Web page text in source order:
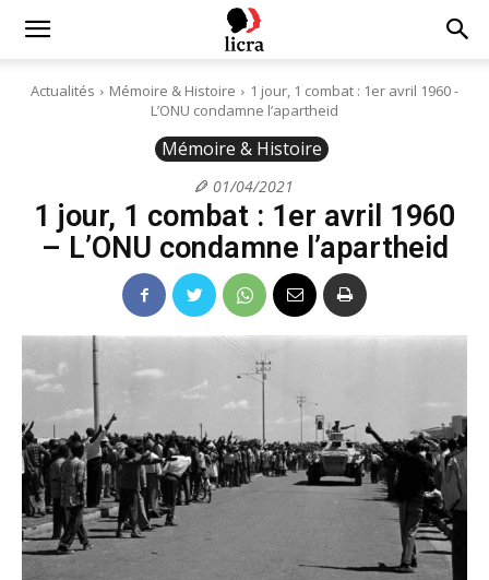
Licra
Antiraciste
Actualités Mémoire & Histoire
1 jour, 1 combat : 1er avril 1960 -
L’ONU condamne l’apartheid
Mémoire & Histoire
01/04/2021
1 jour, 1 combat : 1er avril 1960
– L’ONU condamne l’apartheid